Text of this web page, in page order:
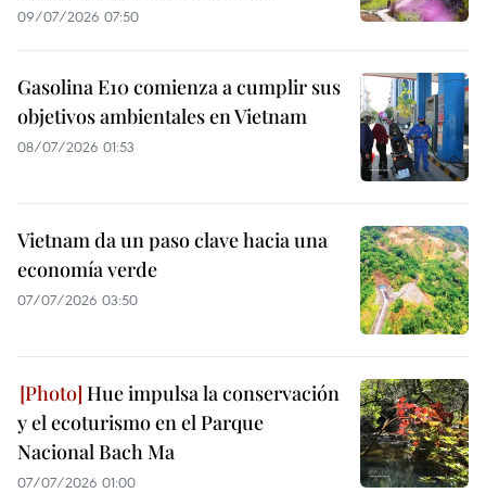
09/07/2026 07:50
Gasolina E10 comienza a cumplir sus
objetivos ambientales en Vietnam
08/07/2026 01:53
Vietnam da un paso clave hacia una
economía verde
07/07/2026 03:50
Hue impulsa la conservación
y el ecoturismo en el Parque
Nacional Bach Ma
07/07/2026 01:00